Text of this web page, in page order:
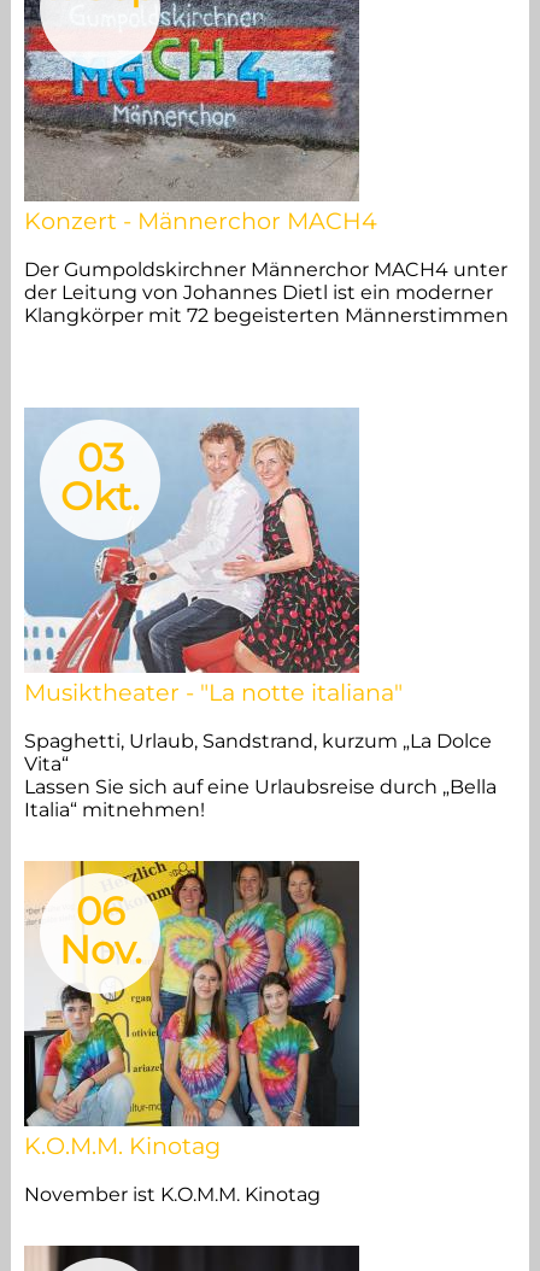
Vorstand
MitarbeiterInnen
Mitglied werden
Sponsoren
Impressum
Konzert - Männerchor MACH4
Der Gumpoldskirchner Männerchor MACH4 unter
der Leitung von Johannes Dietl ist ein moderner
Klangkörper mit 72 begeisterten Männerstimmen
03
Okt.
Musiktheater - "La notte italiana"
Spaghetti, Urlaub, Sandstrand, kurzum „La Dolce
Vita“
Lassen Sie sich auf eine Urlaubsreise durch „Bella
Italia“ mitnehmen!
06
Nov.
K.O.M.M. Kinotag
November ist K.O.M.M. Kinotag